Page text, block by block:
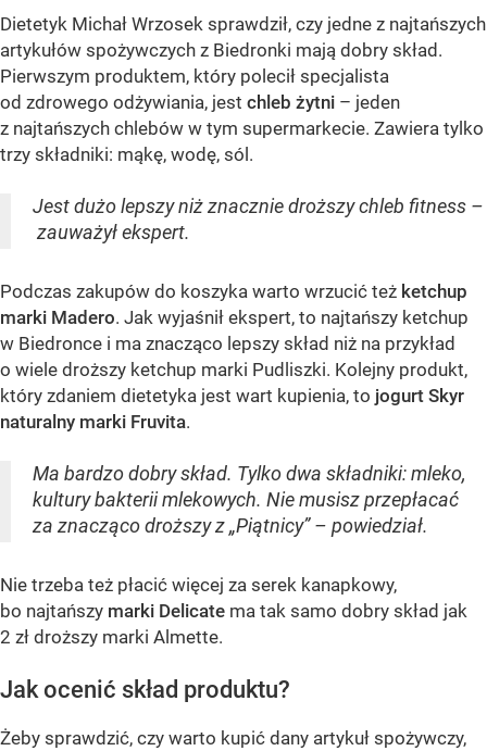
Dietetyk Michał Wrzosek sprawdził, czy jedne z najtańszych
artykułów spożywczych z Biedronki mają dobry skład.
Pierwszym produktem, który polecił specjalista
od zdrowego odżywiania, jest chleb żytni – jeden
z najtańszych chlebów w tym supermarkecie. Zawiera tylko
trzy składniki: mąkę, wodę, sól.
Jest dużo lepszy niż znacznie droższy chleb fitness –
zauważył ekspert.
Podczas zakupów do koszyka warto wrzucić też ketchup
marki Madero. Jak wyjaśnił ekspert, to najtańszy ketchup
w Biedronce i ma znacząco lepszy skład niż na przykład
o wiele droższy ketchup marki Pudliszki. Kolejny produkt,
który zdaniem dietetyka jest wart kupienia, to jogurt Skyr
naturalny marki Fruvita.
Ma bardzo dobry skład. Tylko dwa składniki: mleko,
kultury bakterii mlekowych. Nie musisz przepłacać
za znacząco droższy z „Piątnicy” – powiedział.
Nie trzeba też płacić więcej za serek kanapkowy,
bo najtańszy marki Delicate ma tak samo dobry skład jak
2 zł droższy marki Almette.
Jak ocenić skład produktu?
Żeby sprawdzić, czy warto kupić dany artykuł spożywczy,